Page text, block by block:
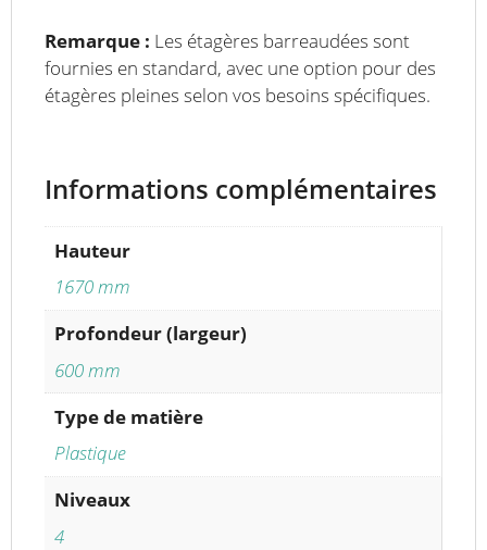
Remarque : Les étagères barreaudées sont
fournies en standard, avec une option pour des
étagères pleines selon vos besoins spécifiques.
Informations complémentaires
Hauteur
1670 mm
Profondeur (largeur)
600 mm
Type de matière
Plastique
Niveaux
4